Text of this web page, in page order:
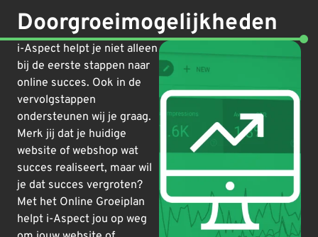
Doorgroeimogelijkheden
i-Aspect helpt je niet alleen
bij de eerste stappen naar
online succes. Ook in de
vervolgstappen
ondersteunen wij je graag.
Merk jij dat je huidige
website of webshop wat
succes realiseert, maar wil
je dat succes vergroten?
Met het Online Groeiplan
helpt i-Aspect jou op weg